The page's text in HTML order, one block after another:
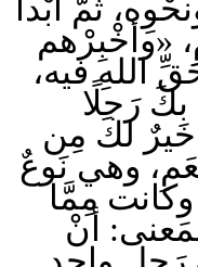
ثمَّ ابْدأْ
«وأخْبِرْهم
اللهِ فيه،
بكَ رَجلًا
خَيرٌ لكَ مِن
وهي نَوعٌ
وكانت مِمَّا
أنْ